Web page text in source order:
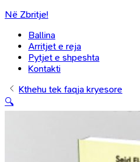
Në Zbritje!
Ballina
Arritjet e reja
Pytjet e shpeshta
Kontakti
Kthehu tek faqja kryesore
🔍